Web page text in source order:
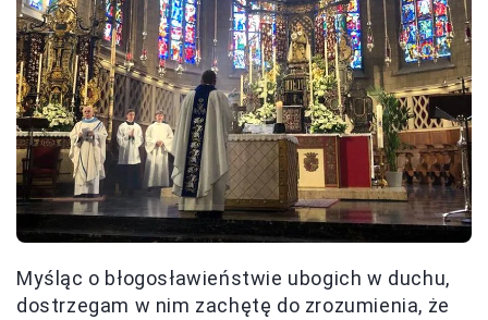
Myśląc o błogosławieństwie ubogich w duchu,
dostrzegam w nim zachętę do zrozumienia, że